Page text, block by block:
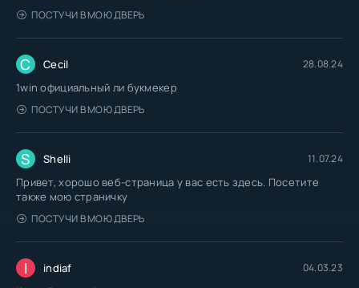
ПОСТУЧИ В МОЮ ДВЕРЬ
C Cecil 28.08.24
1win официальный ли букмекер
ПОСТУЧИ В МОЮ ДВЕРЬ
S Shelli 11.07.24
Привет, хорошо веб-страница у вас есть здесь. Посетите
также мою страничку
ПОСТУЧИ В МОЮ ДВЕРЬ
I indiaf 04.03.23